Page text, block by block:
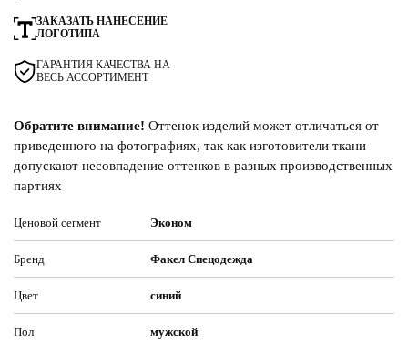
ЗАКАЗАТЬ НАНЕСЕНИЕ
ЛОГОТИПА
ГАРАНТИЯ КАЧЕСТВА НА
ВЕСЬ АССОРТИМЕНТ
Обратите внимание! Оттенок изделий может отличаться от
приведенного на фотографиях, так как изготовители ткани
допускают несовпадение оттенков в разных производственных
партиях
Ценовой сегмент Эконом
Бренд Факел Спецодежда
Цвет синий
Пол мужской